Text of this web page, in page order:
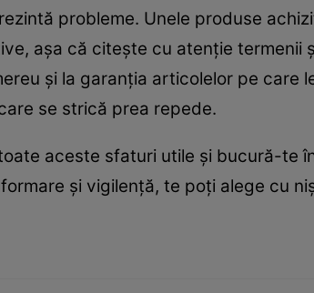
probleme. Unele produse
așa că citește cu atenție termenii
și la garanția articolelor pe care
se strică prea repede.
aceste sfaturi utile și bucură-te
și vigilență, te poți alege cu